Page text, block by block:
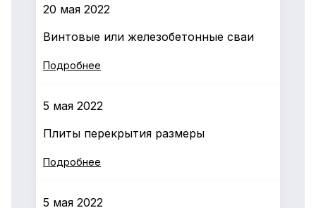
20 мая 2022
Винтовые или железобетонные сваи
Подробнее
5 мая 2022
Плиты перекрытия размеры
Подробнее
5 мая 2022